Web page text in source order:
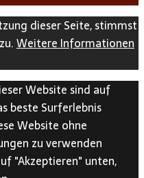
dieser Seite, stimmst
Weitere Informationen
Website sind auf
beste Surferlebnis
Website ohne
zu verwenden
"Akzeptieren" unten,